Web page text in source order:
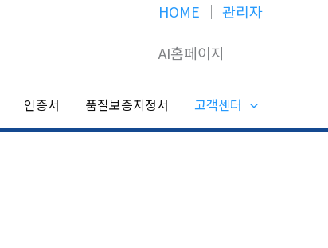
HOME │ 관리자
AI홈페이지
인증서 품질보증지정서 고객센터